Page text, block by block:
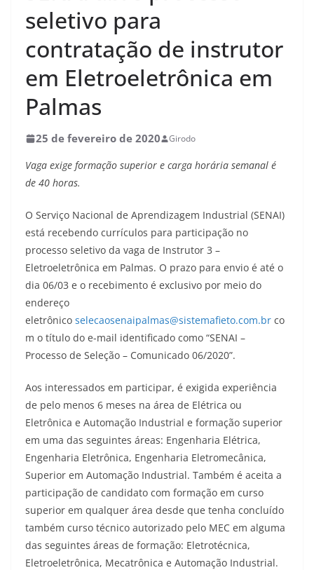
seletivo para
contratação de instrutor
em Eletroeletrônica em
Palmas
25 de fevereiro de 2020 Girodo
Vaga exige formação superior e carga horária semanal é
de 40 horas.
O Serviço Nacional de Aprendizagem Industrial (SENAI)
está recebendo currículos para participação no
processo seletivo da vaga de Instrutor 3 –
Eletroeletrônica em Palmas. O prazo para envio é até o
dia 06/03 e o recebimento é exclusivo por meio do
endereço
eletrônico selecaosenaipalmas@sistemafieto.com.br co
m o título do e-mail identificado como “SENAI –
Processo de Seleção – Comunicado 06/2020”.
Aos interessados em participar, é exigida experiência
de pelo menos 6 meses na área de Elétrica ou
Eletrônica e Automação Industrial e formação superior
em uma das seguintes áreas: Engenharia Elétrica,
Engenharia Eletrônica, Engenharia Eletromecânica,
Superior em Automação Industrial. Também é aceita a
participação de candidato com formação em curso
superior em qualquer área desde que tenha concluído
também curso técnico autorizado pelo MEC em alguma
das seguintes áreas de formação: Eletrotécnica,
Eletroeletrônica, Mecatrônica e Automação Industrial.